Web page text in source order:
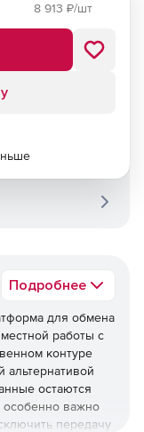
Подробнее
для обмена
работы с
контуре
альтернативой
остаются
особенно важно
передачу
8 913 ₽/шт